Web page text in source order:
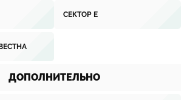
СЕКТОР Е
ДОПОЛНИТЕЛЬНО